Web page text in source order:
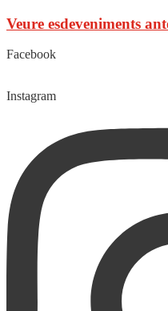
Veure esdeveniments
Facebook
Instagram